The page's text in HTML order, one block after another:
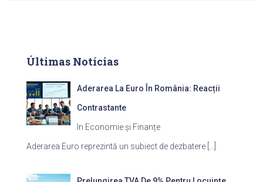
Últimas Notícias
Aderarea La Euro În România: Reacții
Contrastante
In Economie și Finanțe
Aderarea Euro reprezintă un subiect de dezbatere